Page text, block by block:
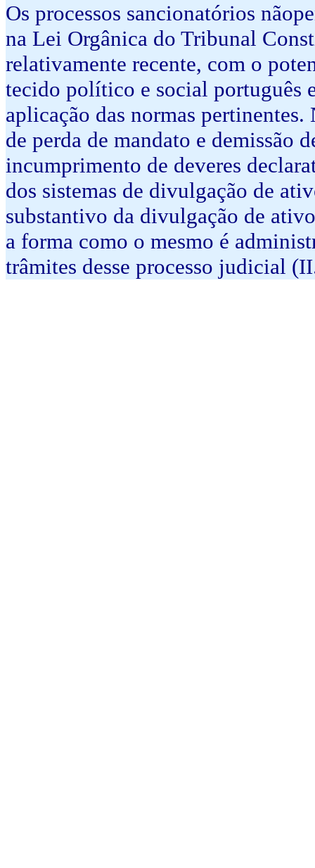
Os processos sancionatórios
na Lei Orgânica do Tribunal
relativamente recente, com o
tecido político e social português
aplicação das normas
de perda de mandato e demissão
incumprimento de deveres
dos sistemas de divulgação de
substantivo da divulgação de
a forma como o mesmo é
trâmites desse processo judicial